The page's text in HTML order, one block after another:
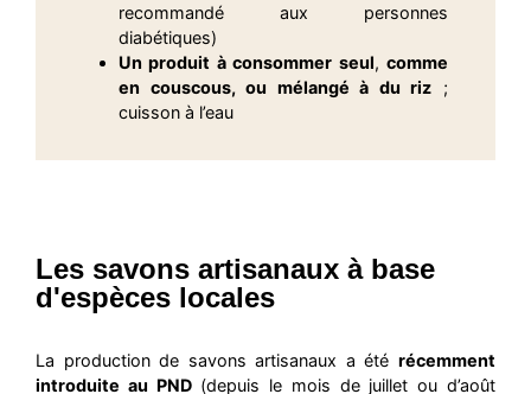
recommandé aux personnes
diabétiques)
Un produit à consommer seul,comme
en couscous, ou mélangé à du riz ;
cuisson à l’eau
Les savons artisanaux à base
d'espèces locales
La production de savons artisanaux a été récemment
introduite au PND(depuis le mois de juillet ou d’août